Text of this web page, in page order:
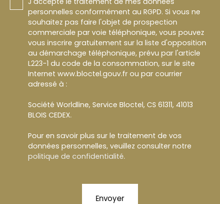
personnelles conformément au RGPD. Si vous ne
souhaitez pas faire l'objet de prospection
commerciale par voie téléphonique, vous pouvez
vous inscrire gratuitement sur la liste d'opposition
au démarchage téléphonique, prévu par l'article
L223-1 du code de la consommation, sur le site
Internet www.bloctel.gouv.fr ou par courrier
adressé à :
Société Worldline, Service Bloctel, CS 61311, 41013
BLOIS CEDEX.
Pour en savoir plus sur le traitement de vos
données personnelles, veuillez consulter notre
politique de confidentialité.
Envoyer